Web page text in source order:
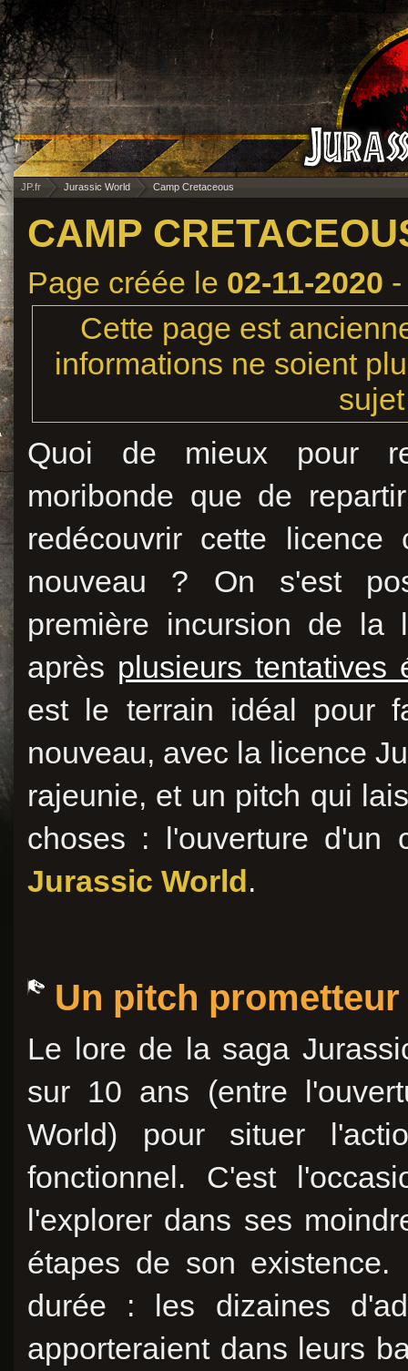
JP.fr Jurassic World Camp Cretaceous
CAMP
Page créée le 02-11-2020
Cette page est
informations ne soient
Quoi de mieux pour
moribonde que de
redécouvrir cette
nouveau ? On s'est
première incursion de la
après plusieurs tentatives
est le terrain idéal pour
nouveau, avec la licence
rajeunie, et un pitch qui
choses : l'ouverture d'un
Jurassic World.
Un pitch prometteur
Le lore de la saga
sur 10 ans (entre
World) pour situer
fonctionnel. C'est
l'explorer dans ses
étapes de son
durée : les dizaines
apporteraient dans leurs